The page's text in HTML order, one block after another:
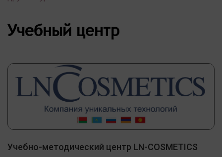
Учебный центр
Учебно-методический центр LN-COSMETICS